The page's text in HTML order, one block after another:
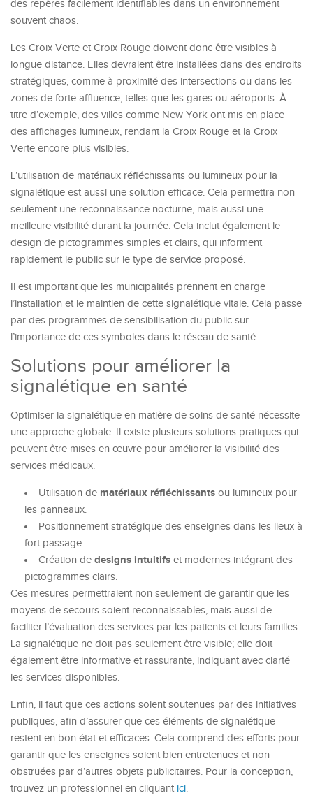
des repères facilement identifiables dans un environnement
souvent chaos.
Les Croix Verte et Croix Rouge doivent donc être visibles à
longue distance. Elles devraient être installées dans des endroits
stratégiques, comme à proximité des intersections ou dans les
zones de forte affluence, telles que les gares ou aéroports. À
titre d’exemple, des villes comme New York ont mis en place
des affichages lumineux, rendant la Croix Rouge et la Croix
Verte encore plus visibles.
L’utilisation de matériaux réfléchissants ou lumineux pour la
signalétique est aussi une solution efficace. Cela permettra non
seulement une reconnaissance nocturne, mais aussi une
meilleure visibilité durant la journée. Cela inclut également le
design de pictogrammes simples et clairs, qui informent
rapidement le public sur le type de service proposé.
Il est important que les municipalités prennent en charge
l’installation et le maintien de cette signalétique vitale. Cela passe
par des programmes de sensibilisation du public sur
l’importance de ces symboles dans le réseau de santé.
Solutions pour améliorer la
signalétique en santé
Optimiser la signalétique en matière de soins de santé nécessite
une approche globale. Il existe plusieurs solutions pratiques qui
peuvent être mises en œuvre pour améliorer la visibilité des
services médicaux.
Utilisation de matériaux réfléchissants ou lumineux pour
les panneaux.
Positionnement stratégique des enseignes dans les lieux à
fort passage.
Création de designs intuitifs et modernes intégrant des
pictogrammes clairs.
Ces mesures permettraient non seulement de garantir que les
moyens de secours soient reconnaissables, mais aussi de
faciliter l’évaluation des services par les patients et leurs familles.
La signalétique ne doit pas seulement être visible; elle doit
également être informative et rassurante, indiquant avec clarté
les services disponibles.
Enfin, il faut que ces actions soient soutenues par des initiatives
publiques, afin d’assurer que ces éléments de signalétique
restent en bon état et efficaces. Cela comprend des efforts pour
garantir que les enseignes soient bien entretenues et non
obstruées par d’autres objets publicitaires. Pour la conception,
trouvez un professionnel en cliquant ici.